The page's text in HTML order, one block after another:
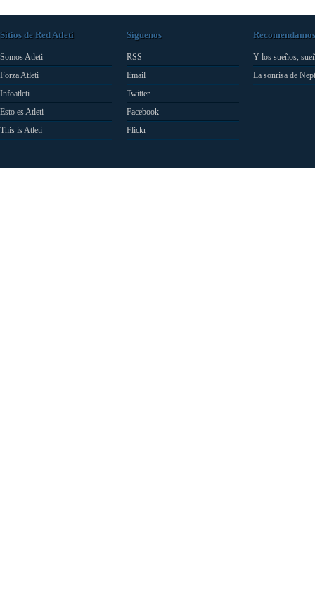
Sitios de Red Atleti
Somos Atleti
Forza Atleti
Infoatleti
Esto es Atleti
This is Atleti
Síguenos
RSS
Email
Twitter
Facebook
Flickr
Recomendamos
Y los sueños,
La sonrisa de